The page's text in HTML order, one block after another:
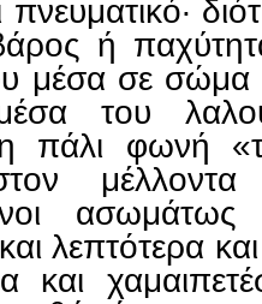
ή
μέσα σε
του
πάλι φωνή
λεπτότερα
και